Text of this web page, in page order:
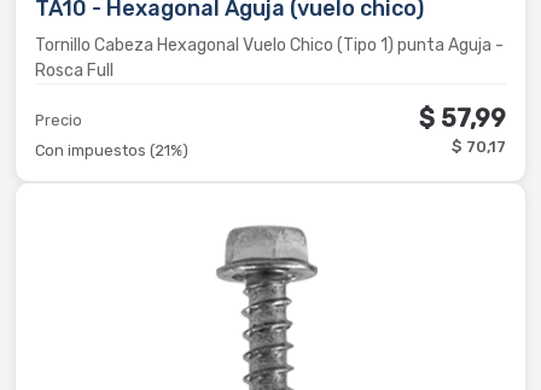
TA10 - Hexagonal Aguja (vuelo chico)
Tornillo Cabeza Hexagonal Vuelo Chico (Tipo 1) punta Aguja -
Rosca Full
Precio $ 57,99
Con impuestos (21%) $ 70,17